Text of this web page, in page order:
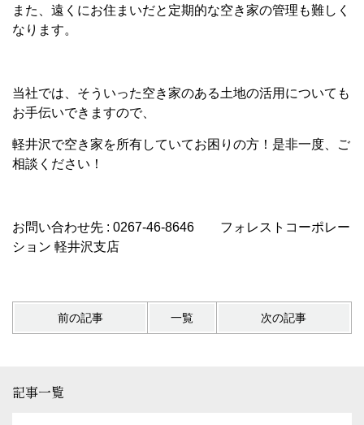
また、遠くにお住まいだと定期的な空き家の管理も難しく
なります。
当社では、そういった空き家のある土地の活用についても
お手伝いできますので、
軽井沢で空き家を所有していてお困りの方！是非一度、ご
相談ください！
お問い合わせ先 : 0267-46-8646 フォレストコーポレー
ション 軽井沢支店
前の記事 一覧 次の記事
記事一覧